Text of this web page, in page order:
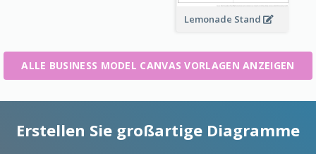
Lemonade Stand
ALLE BUSINESS MODEL CANVAS VORLAGEN ANZEIGEN
Erstellen Sie großartige Diagramme